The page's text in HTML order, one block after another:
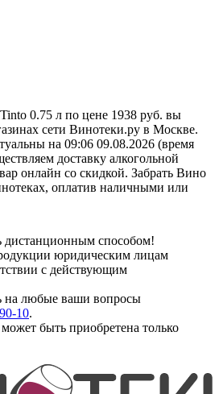
0.75 л по цене 1938 руб. вы
сети Винотеки.ру в Москве.
на 09:06 09.08.2026 (время
доставку алкогольной
онлайн со скидкой. Забрать Вино
оплатив наличными или
дистанционным способом!
юридическим лицам
с действующим
на любые ваши вопросы
10.
быть приобретена только